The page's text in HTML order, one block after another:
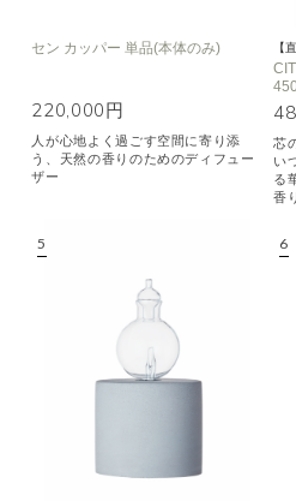
セン カッパー 単品(本体のみ)
220,000円
人が心地よく過ごす空間に寄り添
う、天然の香りのためのディフュー
ザー
【
芯
い
る
香